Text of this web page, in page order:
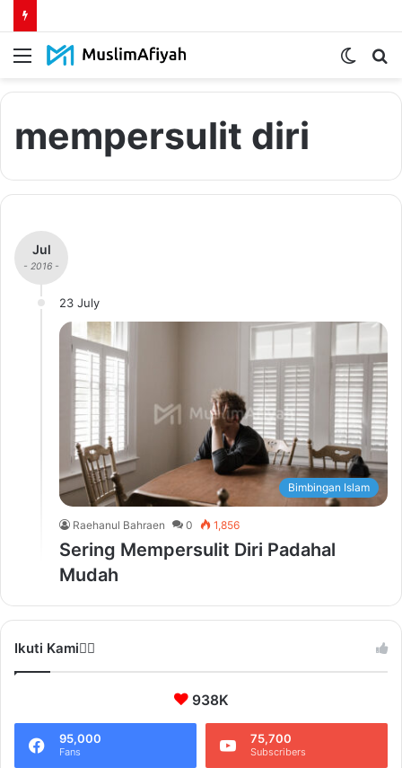
Menu
Switch
mempersulit diri
Jul
- 2016 -
23 July
Bimbingan Islam
Raehanul Bahraen 0 1,856
Sering Mempersulit Diri Padahal
Mudah
Ikuti Kami❤️‍🔥
938K
95,000
Fans
75,700
Subscribers